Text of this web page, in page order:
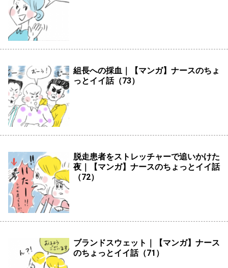
組長への採血｜【マンガ】ナースのちょ
っとイイ話（73）
脱走患者をストレッチャーで追いかけた
夜｜【マンガ】ナースのちょっとイイ話
（72）
ブランドスウェット｜【マンガ】ナース
のちょっとイイ話（71）